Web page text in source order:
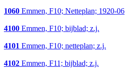
1060 Emmen, F10; Netteplan; 1920-06
4100 Emmen, F10; bijblad; z.j.
4101 Emmen, F10; netteplan; z.j.
4102 Emmen, F11; bijblad; z.j.